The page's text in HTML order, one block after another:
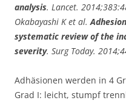
analysis. Lancet.
Okabayashi K et al.
systematic review of the
severity. Surg Today.
Adhäsionen werden in 4
Grad I: leicht, stumpf